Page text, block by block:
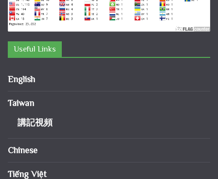
Useful Links
English
Taiwan
講記視頻
Chinese
Tiếng Việt